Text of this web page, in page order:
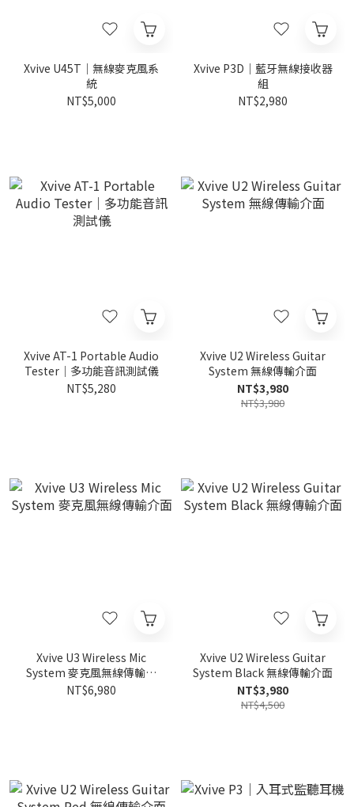
Xvive U45T｜無線麥克風系
統
NT$5,000
Xvive P3D｜藍牙無線接收器
組
NT$2,980
Xvive AT-1 Portable Audio
Tester｜多功能音訊測試儀
NT$5,280
Xvive U2 Wireless Guitar
System 無線傳輸介面
NT$3,980
NT$3,980
Xvive U3 Wireless Mic
System 麥克風無線傳輸介
面
NT$6,980
Xvive U2 Wireless Guitar
System Black 無線傳輸介面
NT$3,980
NT$4,500